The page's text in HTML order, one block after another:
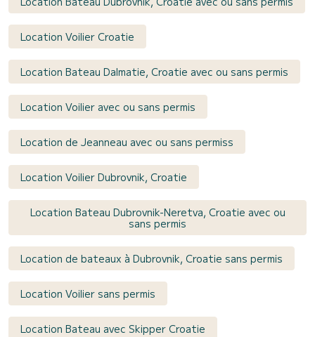
Location Voilier Croatie
Location Bateau Dalmatie, Croatie avec ou sans permis
Location Voilier avec ou sans permis
Location de Jeanneau avec ou sans permiss
Location Voilier Dubrovnik, Croatie
Location Bateau Dubrovnik-Neretva, Croatie avec ou
sans permis
Location de bateaux à Dubrovnik, Croatie sans permis
Location Voilier sans permis
Location Bateau avec Skipper Croatie